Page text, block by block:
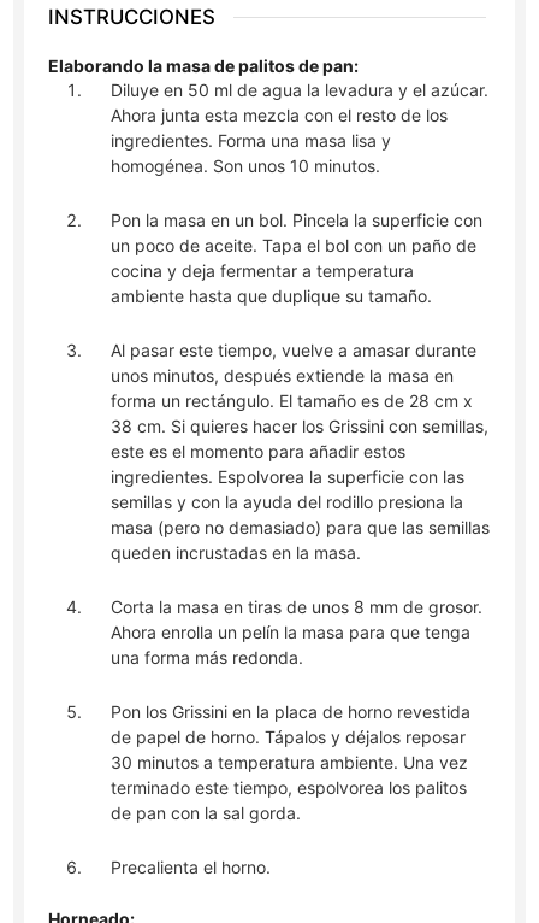
INSTRUCCIONES
Elaborando la masa de palitos de pan:
Diluye en 50 ml de agua la levadura y el azúcar.
Ahora junta esta mezcla con el resto de los
ingredientes. Forma una masa lisa y
homogénea. Son unos 10 minutos.
Pon la masa en un bol. Pincela la superficie con
un poco de aceite. Tapa el bol con un paño de
cocina y deja fermentar a temperatura
ambiente hasta que duplique su tamaño.
Al pasar este tiempo, vuelve a amasar durante
unos minutos, después extiende la masa en
forma un rectángulo. El tamaño es de 28 cm x
38 cm. Si quieres hacer los Grissini con semillas,
este es el momento para añadir estos
ingredientes. Espolvorea la superficie con las
semillas y con la ayuda del rodillo presiona la
masa (pero no demasiado) para que las semillas
queden incrustadas en la masa.
Corta la masa en tiras de unos 8 mm de grosor.
Ahora enrolla un pelín la masa para que tenga
una forma más redonda.
Pon los Grissini en la placa de horno revestida
de papel de horno. Tápalos y déjalos reposar
30 minutos a temperatura ambiente. Una vez
terminado este tiempo, espolvorea los palitos
de pan con la sal gorda.
Precalienta el horno.